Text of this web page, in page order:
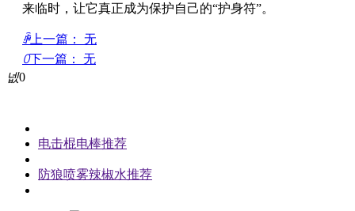
来临时，让它真正成为保护自己的“护身符”。
ꄴ上一篇：
无
ꄲ下一篇：
无
넶0
电击棍电棒推荐
防狼喷雾辣椒水推荐